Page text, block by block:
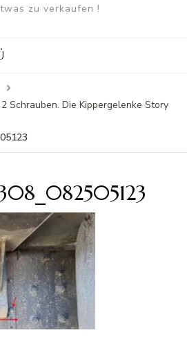
zu verkaufen !
Schrauben. Die Kippergelenke Story